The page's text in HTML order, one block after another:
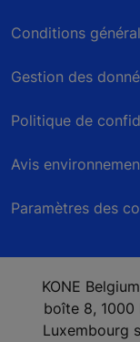
Conditions
Gestion des
Politique de
Avis
Paramètres des
KONE
boîte 8, 1000
Luxembourg